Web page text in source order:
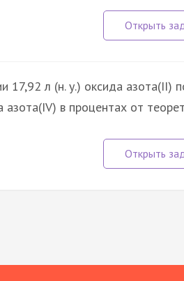
17,92 л (н. у.) оксида азота(II)
азота(IV) в процентах от